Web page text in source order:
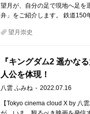
望月が、自分の足で現地へ足を
弁」をご紹介します。 鉄道
望月崇史
『キングダム2 遥かな
人公を体現！
八雲 ふみね 2022.07.16
【Tokyo cinema cloud X by